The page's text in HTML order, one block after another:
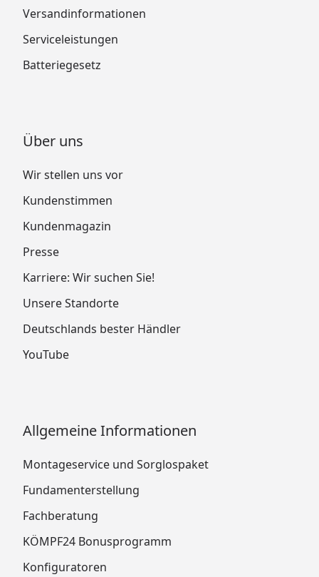
Versandinformationen
Serviceleistungen
Batteriegesetz
Über uns
Wir stellen uns vor
Kundenstimmen
Kundenmagazin
Presse
Karriere: Wir suchen Sie!
Unsere Standorte
Deutschlands bester Händler
YouTube
Allgemeine Informationen
Montageservice und Sorglospaket
Fundamenterstellung
Fachberatung
KÖMPF24 Bonusprogramm
Konfiguratoren